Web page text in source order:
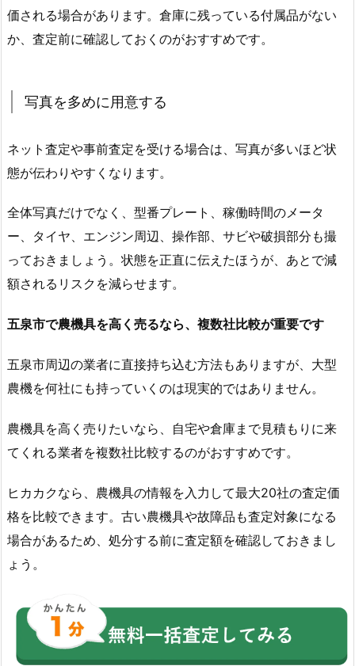
価される場合があります。倉庫に残っている付属品がない
か、査定前に確認しておくのがおすすめです。
写真を多めに用意する
ネット査定や事前査定を受ける場合は、写真が多いほど状
態が伝わりやすくなります。
全体写真だけでなく、型番プレート、稼働時間のメータ
ー、タイヤ、エンジン周辺、操作部、サビや破損部分も撮
っておきましょう。状態を正直に伝えたほうが、あとで減
額されるリスクを減らせます。
五泉市で農機具を高く売るなら、複数社比較が重要です
五泉市周辺の業者に直接持ち込む方法もありますが、大型
農機を何社にも持っていくのは現実的ではありません。
農機具を高く売りたいなら、自宅や倉庫まで見積もりに来
てくれる業者を複数社比較するのがおすすめです。
ヒカカクなら、農機具の情報を入力して最大20社の査定価
格を比較できます。古い農機具や故障品も査定対象になる
場合があるため、処分する前に査定額を確認しておきまし
ょう。